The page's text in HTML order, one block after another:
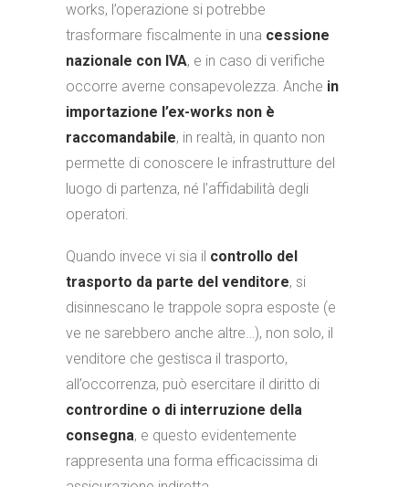
works, l’operazione si potrebbe
trasformare fiscalmente in una cessione
nazionale con IVA, e in caso di verifiche
occorre averne consapevolezza. Anche in
importazione l’ex-works non è
raccomandabile, in realtà, in quanto non
permette di conoscere le infrastrutture del
luogo di partenza, né l’affidabilità degli
operatori.
Quando invece vi sia il controllo del
trasporto da parte del venditore, si
disinnescano le trappole sopra esposte (e
ve ne sarebbero anche altre…), non solo, il
venditore che gestisca il trasporto,
all’occorrenza, può esercitare il diritto di
contrordine o di interruzione della
consegna, e questo evidentemente
rappresenta una forma efficacissima di